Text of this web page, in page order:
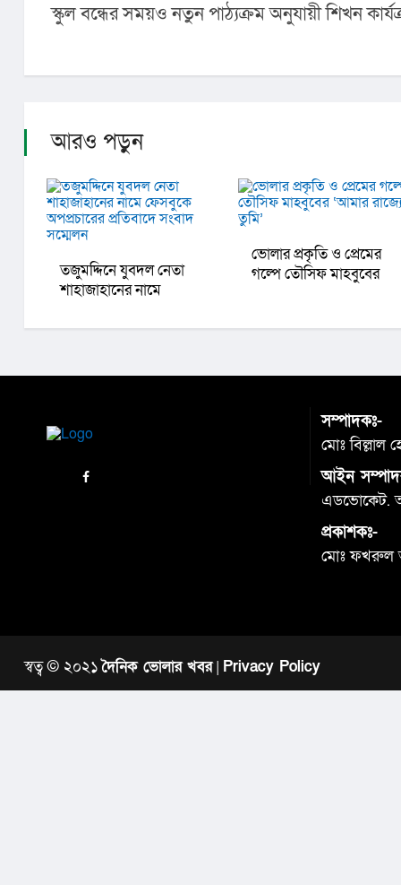
স্কুল বন্ধের সময়ও নতুন পাঠ্যক্রম অনুযায়ী শিখন
আরও পড়ুন
তজুমদ্দিনে যুবদল নেতা
শাহাজাহানের নামে
প্রতিবাদে সংবাদ সম্মেলন
ভোলার প্রকৃতি ও প্রেমের
গল্পে তৌসিফ মাহবুবের
সম্পাদকঃ-
মোঃ বিল্লাল
আইন
এডভোকেট.
প্রকাশকঃ-
মোঃ
স্বত্ব © ২০২১দৈনিক ভোলার খবর| Privacy Policy